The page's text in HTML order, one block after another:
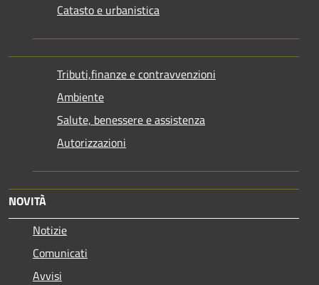
Catasto e urbanistica
Tributi,finanze e contravvenzioni
Ambiente
Salute, benessere e assistenza
Autorizzazioni
NOVITÀ
Notizie
Comunicati
Avvisi